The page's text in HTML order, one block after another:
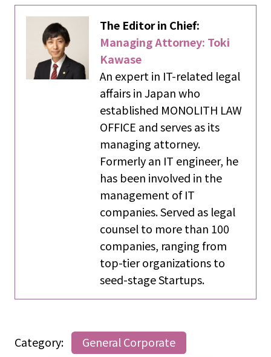
The Editor in Chief:
Managing Attorney: Toki
Kawase
An expert in IT-related legal
affairs in Japan who
established MONOLITH LAW
OFFICE and serves as its
managing attorney.
Formerly an IT engineer, he
has been involved in the
management of IT
companies. Served as legal
counsel to more than 100
companies, ranging from
top-tier organizations to
seed-stage Startups.
Category:
General Corporate